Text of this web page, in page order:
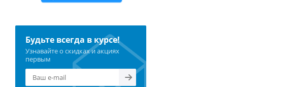
Будьте всегда в курсе!
Узнавайте о скидках и акциях
первым